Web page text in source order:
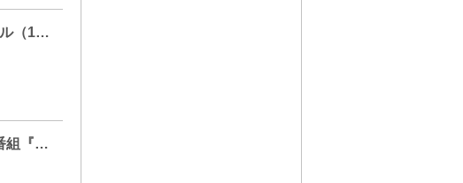
2023年のMnetは1クールごとにK-POP特集をお届けします！第1クール（1月～3月）は＜HYBE所属アーティスト特集＞
超豪華K-POPアーティストがゲームに挑戦!? 韓国の長寿バラエティ番組『ランニングマン』がdTVで配信スタート